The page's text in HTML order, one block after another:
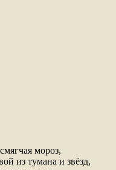
мороз,
из тумана и звёзд,